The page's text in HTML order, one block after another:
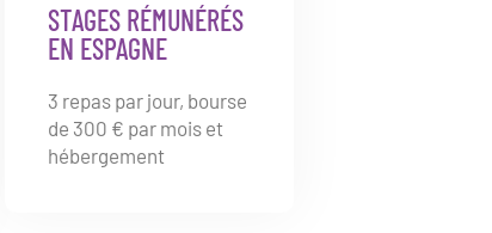
STAGES RÉMUNÉRÉS
EN ESPAGNE
3 repas par jour, bourse
de 300 € par mois et
hébergement